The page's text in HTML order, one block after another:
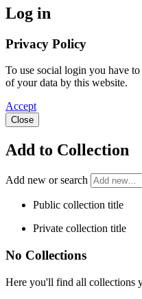
Log in
Privacy Policy
To use social login you have
of your data by this website.
Accept
Close
Add to Collection
Add new or search
Public collection title
Private collection title
No Collections
Here you'll find all collections